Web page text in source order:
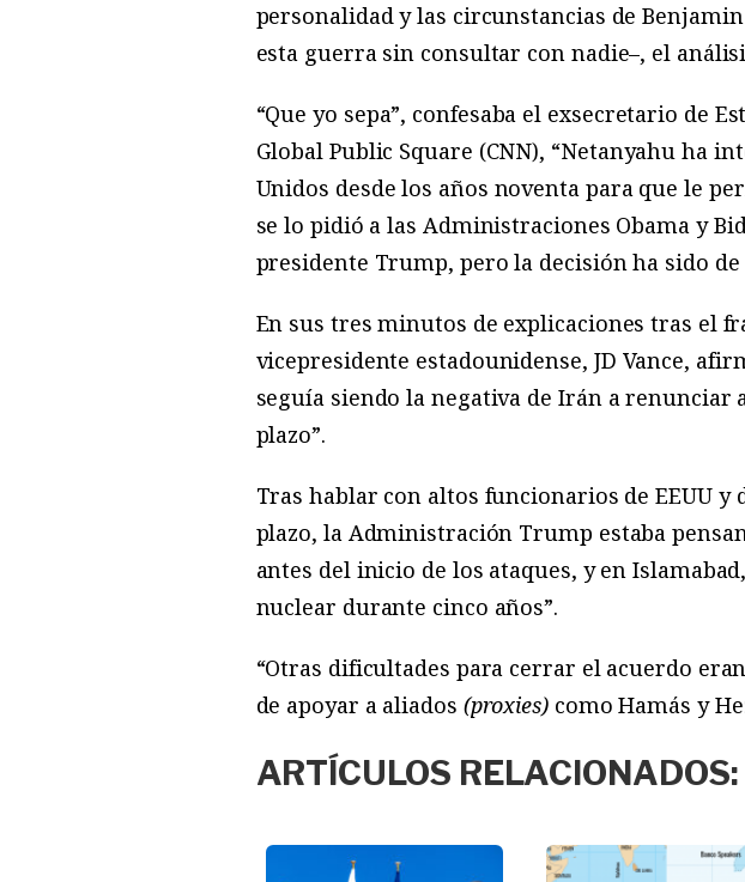
personalidad y las circunstancias de
esta guerra sin consultar con nadie–, el
“Que yo sepa”, confesaba el exsecretario de
Global Public Square (CNN), “Netanyahu ha
Unidos desde los años noventa para que le
se lo pidió a las Administraciones Obama y
presidente Trump, pero la decisión ha sido
En sus tres minutos de explicaciones tras el
vicepresidente estadounidense, JD Vance,
seguía siendo la negativa de Irán a
plazo”.
Tras hablar con altos funcionarios de EEUU y
plazo, la Administración Trump estaba
antes del inicio de los ataques, y en
nuclear durante cinco años”.
“Otras dificultades para cerrar el acuerdo
de apoyar a aliados (proxies) como Hamás y
ARTÍCULOS RELACIONADOS: